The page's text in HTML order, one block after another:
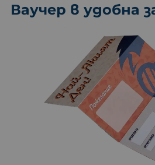
Ваучер в удобна